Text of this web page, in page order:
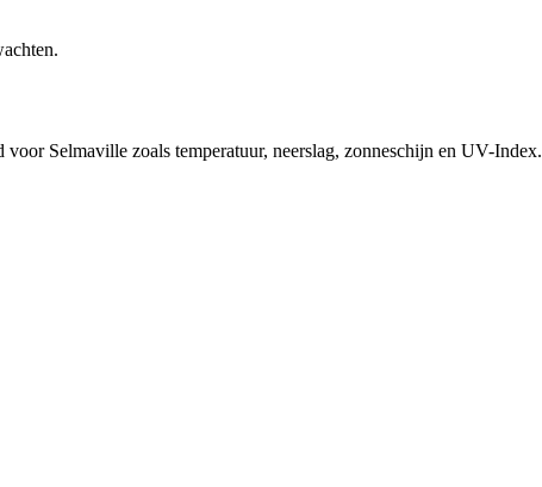
Selmaville zoals temperatuur, neerslag, zonneschijn en UV-Index.